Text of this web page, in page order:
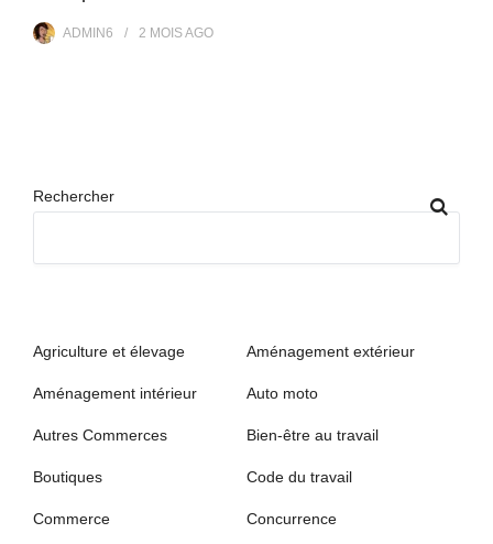
ADMIN6 2 MOISAGO
Rechercher
Agriculture et élevage Aménagement extérieur
Aménagement intérieur Auto moto
Autres Commerces Bien-être au travail
Boutiques Code du travail
Commerce Concurrence